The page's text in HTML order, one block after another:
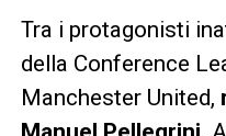
Tra i protagonisti
della Conference
Manchester United,